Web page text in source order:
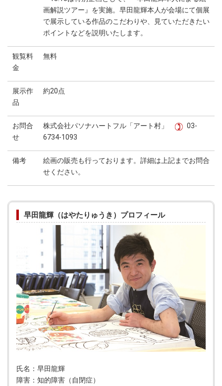
画解説ツアー』を実施。早田龍輝本人が会場にて個展
で展示している作品のこだわりや、見ていただきたい
ポイントなどを説明いたします。
観覧料
金
無料
展示作
品
約20点
お問合
せ
株式会社パソナハートフル「アート村」
03-
6734-1093
備考
絵画の販売も行っております。詳細は上記までお問合
せください。
早田龍輝（はやたりゅうき）プロフィール
氏名：早田龍輝
障害：知的障害（自閉症）